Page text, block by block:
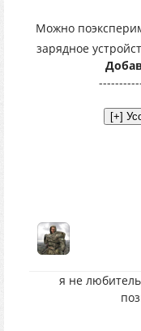
Можно
зарядное
я не